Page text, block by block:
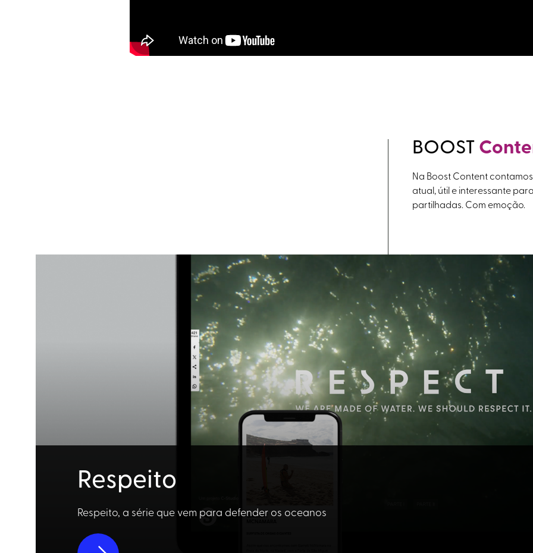
BOOST
Na Boost Content
atual, útil e interessante
partilhadas. Com emoção.
Respeito
Respeito, a série que vem para defender os oceanos